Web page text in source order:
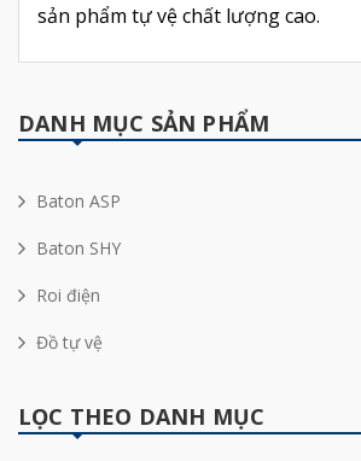
sản phẩm tự vệ chất lượng cao.
DANH MỤC SẢN PHẨM
Baton ASP
Baton SHY
Roi điện
Đồ tự vệ
LỌC THEO DANH MỤC